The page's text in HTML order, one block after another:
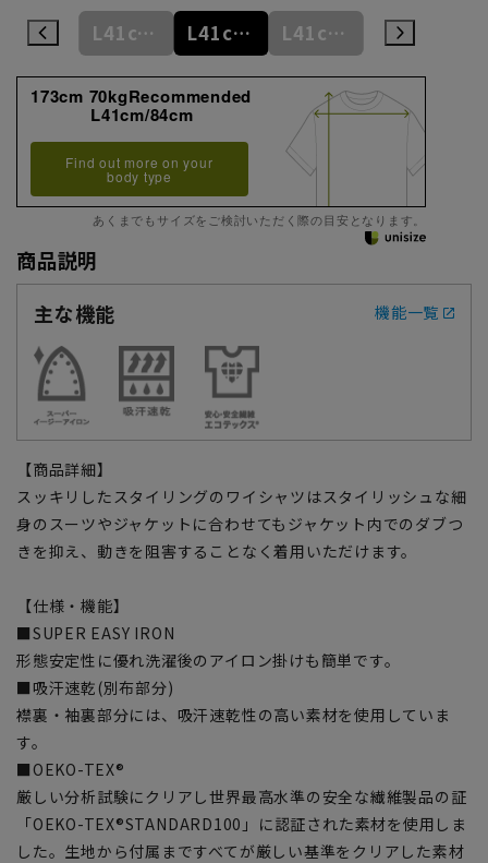
L41cm/82cm L41cm/84cm L41cm/86cm
173cm 70kgRecommended
L41cm/84cm
Find out more on your
body type
あくまでもサイズをご検討いただく際の目安となります。
商品説明
主な機能
機能一覧
【商品詳細】
スッキリしたスタイリングのワイシャツはスタイリッシュな細
身のスーツやジャケットに合わせてもジャケット内でのダブつ
きを抑え、動きを阻害することなく着用いただけます。
【仕様・機能】
■SUPER EASY IRON
形態安定性に優れ洗濯後のアイロン掛けも簡単です。
■吸汗速乾(別布部分)
襟裏・袖裏部分には、吸汗速乾性の高い素材を使用していま
す。
■OEKO-TEX®
厳しい分析試験にクリアし世界最高水準の安全な繊維製品の証
「OEKO-TEX®STANDARD100」に認証された素材を使用しま
した。生地から付属まですべてが厳しい基準をクリアした素材